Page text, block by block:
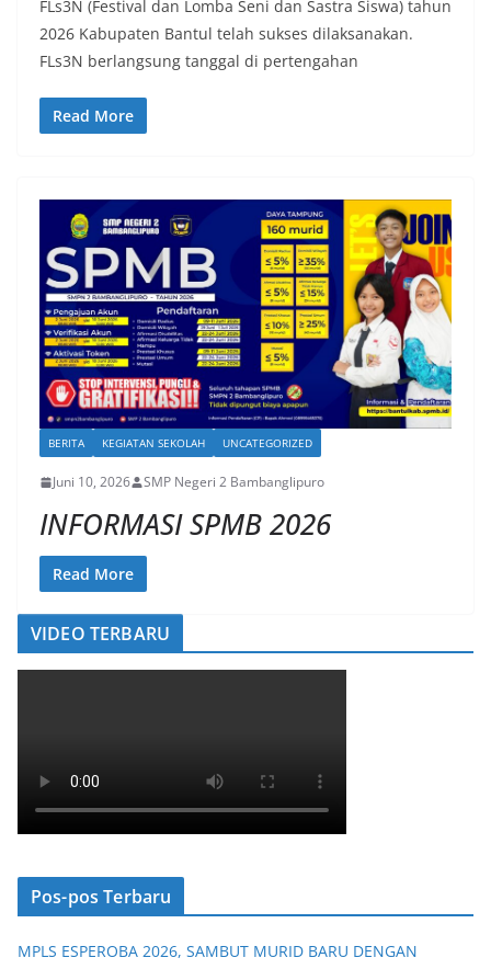
FLs3N (Festival dan Lomba Seni dan Sastra Siswa) tahun
2026 Kabupaten Bantul telah sukses dilaksanakan.
FLs3N berlangsung tanggal di pertengahan
Read More
BERITA KEGIATAN SEKOLAH UNCATEGORIZED
Juni 10, 2026 SMP Negeri 2 Bambanglipuro
INFORMASI SPMB 2026
Read More
VIDEO TERBARU
Pos-pos Terbaru
MPLS ESPEROBA 2026, SAMBUT MURID BARU DENGAN